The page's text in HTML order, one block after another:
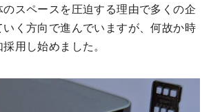
スペースを圧迫する理由で多くの企
く方向で進んでいますが、何故か時
用し始めました。